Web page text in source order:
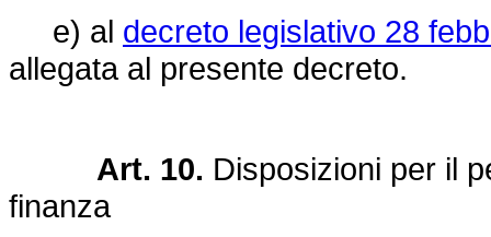
e) al decreto legislativo 28
allegata al presente decreto.
Art. 10. Disposizioni per il
finanza